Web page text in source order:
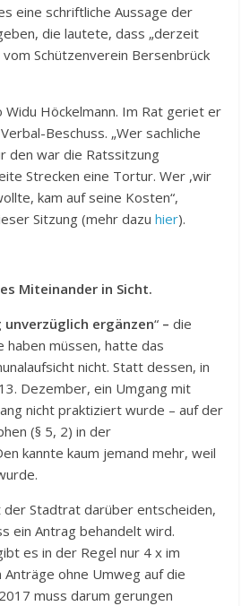
eine schriftliche Aussage der
die lautete, dass „derzeit
Schützenverein Bersenbrück
Widu Höckelmann. Im Rat geriet er
Beschuss. „Wer sachliche
den war die Ratssitzung
Strecken eine Tortur. Wer ,wir
kam auf seine Kosten“,
Sitzung (mehr dazuhier).
Miteinander in Sicht.
unverzüglich ergänzen“ –die
haben müssen, hatte das
nicht. Statt dessen, in
Dezember, ein Umgang mit
nicht praktiziert wurde – auf der
(§ 5, 2) in der
kannte kaum jemand mehr, weil
der Stadtrat darüber entscheiden,
ein Antrag behandelt wird.
es in der Regel nur 4 x im
Anträge ohne Umweg auf die
muss darum gerungen